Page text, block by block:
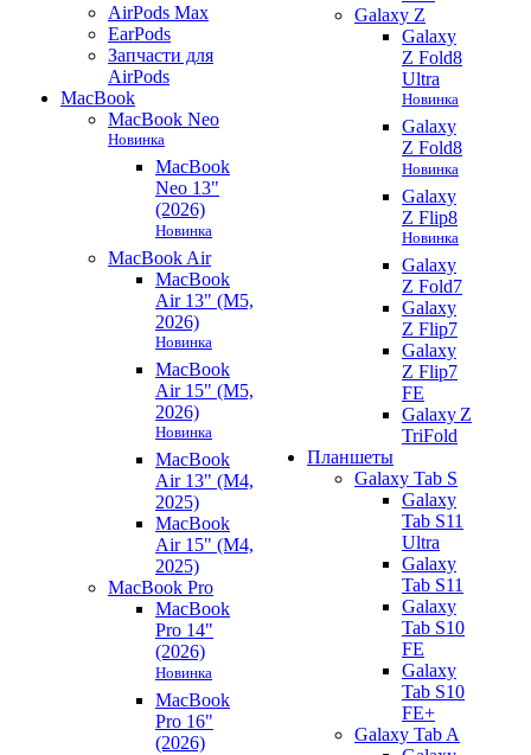
AirPods Max
EarPods
Запчасти для
AirPods
MacBook
MacBook Neo
Новинка
MacBook
Neo 13"
(2026)
Новинка
MacBook Air
MacBook
Air 13" (M5,
2026)
Новинка
MacBook
Air 15" (M5,
2026)
Новинка
MacBook
Air 13" (M4,
2025)
MacBook
Air 15" (M4,
2025)
MacBook Pro
MacBook
Pro 14"
(2026)
Новинка
MacBook
Pro 16"
(2026)
Galaxy Z
Galaxy
Z Fold8
Ultra
Новинка
Galaxy
Z Fold8
Новинка
Galaxy
Z Flip8
Новинка
Galaxy
Z Fold7
Galaxy
Z Flip7
Galaxy
Z Flip7
FE
Galaxy Z
TriFold
Планшеты
Galaxy Tab S
Galaxy
Tab S11
Ultra
Galaxy
Tab S11
Galaxy
Tab S10
FE
Galaxy
Tab S10
FE+
Galaxy Tab A